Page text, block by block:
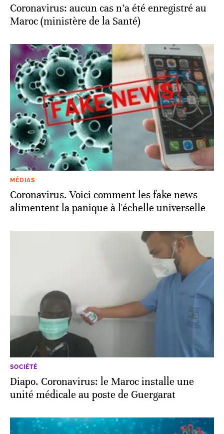
Coronavirus: aucun cas n’a été enregistré au
Maroc (ministère de la Santé)
MÉDIAS
Coronavirus. Voici comment les fake news
alimentent la panique à l'échelle universelle
SOCIÉTÉ
Diapo. Coronavirus: le Maroc installe une
unité médicale au poste de Guergarat